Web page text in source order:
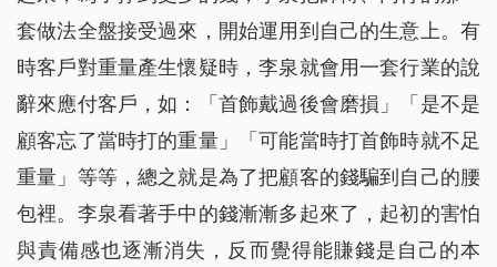
套做法全盤接受過來，開始運用到自己的生意上。有
時客戶對重量產生懷疑時，李泉就會用一套行業的說
辭來應付客戶，如：「首飾戴過後會磨損」「是不是
顧客忘了當時打的重量」「可能當時打首飾時就不足
重量」等等，總之就是為了把顧客的錢騙到自己的腰
包裡。李泉看著手中的錢漸漸多起來了，起初的害怕
與責備感也逐漸消失，反而覺得能賺錢是自己的本